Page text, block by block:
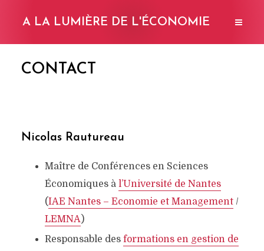
A LA LUMIÈRE DE L'ÉCONOMIE
CONTACT
Nicolas Rautureau
Maître de Conférences en Sciences
Économiques à l’Université de Nantes
(IAE Nantes – Economie et Management/
LEMNA)
Responsable des formations en gestion de